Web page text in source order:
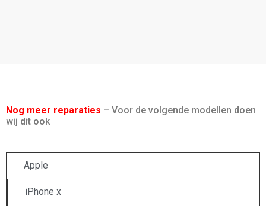
Nog meer reparaties – Voor de volgende modellen doen
wij dit ook
Apple
iPhone x